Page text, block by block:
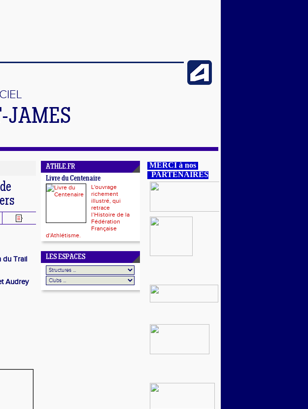
JAMES
du Trail
Audrey
ATHLE.FR
Livre du Centenaire
L'ouvrage
richement
illustré, qui
retrace
l’Histoire de la
Fédération
Française
d'Athlétisme.
LES ESPACES
MERCI à nos
PARTENAIRES